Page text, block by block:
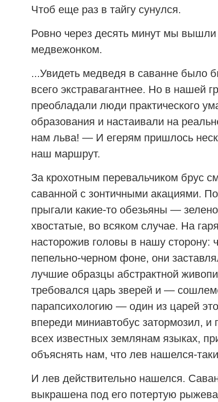
Чтоб еще раз в тайгу сунулся.
Ровно через десять минут мы
медвежонком.
...Увидеть медведя в саванне было
всего экстравагантнее. Но в нашей
преобладали люди практического
образования и настаивали на
нам льва! — И егерям пришлось
наш маршрут.
За крохотным перевальчиком брус
саванной с зонтичными акациями.
прыгали какие-то обезьяны —
хвостатые, во всяком случае. На
насторожив головы в нашу сторону:
пепельно-черном фоне, они
лучшие образцы абстрактной
требовался царь зверей и —
парапсихологию — один из царей
впереди миниавтобус затормозил, и
всех известных землянам языках,
объяснять нам, что лев нашелся-
И лев действительно нашелся.
выкрашена под его потертую